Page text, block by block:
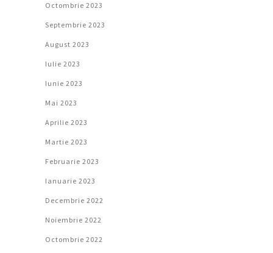
Octombrie 2023
Septembrie 2023
August 2023
Iulie 2023
Iunie 2023
Mai 2023
Aprilie 2023
Martie 2023
Februarie 2023
Ianuarie 2023
Decembrie 2022
Noiembrie 2022
Octombrie 2022